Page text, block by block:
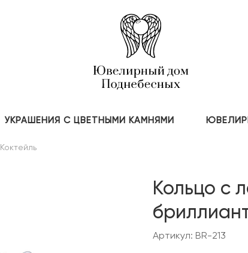
УКРАШЕНИЯ С ЦВЕТНЫМИ КАМНЯМИ
Коктейль
Кольцо с
Артикул: BR-213